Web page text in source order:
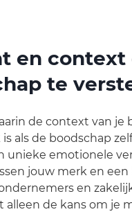
en context
te
de context van je
als de boodschap
unieke emotionele
jouw merk en
en
alleen de kans om je